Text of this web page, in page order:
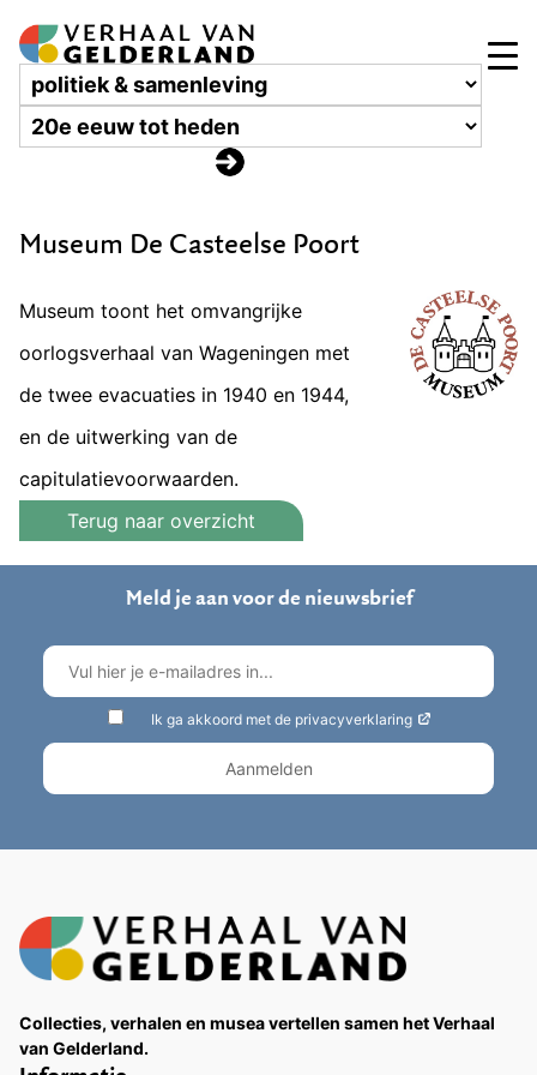
Museum De Casteelse Poort
Museum toont het omvangrijke
oorlogsverhaal van Wageningen met
de twee evacuaties in 1940 en 1944,
en de uitwerking van de
capitulatievoorwaarden.
Terug naar overzicht
Meld je aan voor de nieuwsbrief
Ik ga akkoord met de privacyverklaring
Collecties, verhalen en musea vertellen samen het Verhaal
van Gelderland.